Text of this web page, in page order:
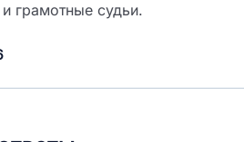
грамотные судьи.